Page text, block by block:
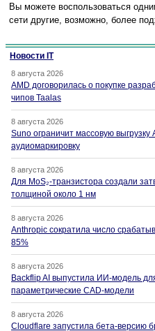
Вы можете воспользоваться
сети другие, возможно, более
Новости IT
8 августа 2026
AMD договорилась о покупке
чипов Taalas
8 августа 2026
Suno ограничит массовую выгрузку
аудиомаркировку
8 августа 2026
Для MoS₂-транзистора создали
толщиной около 1 нм
8 августа 2026
Anthropic сократила число
85%
8 августа 2026
Backflip AI выпустила ИИ-модель
параметрические CAD-модели
8 августа 2026
Cloudflare запустила бета-версию